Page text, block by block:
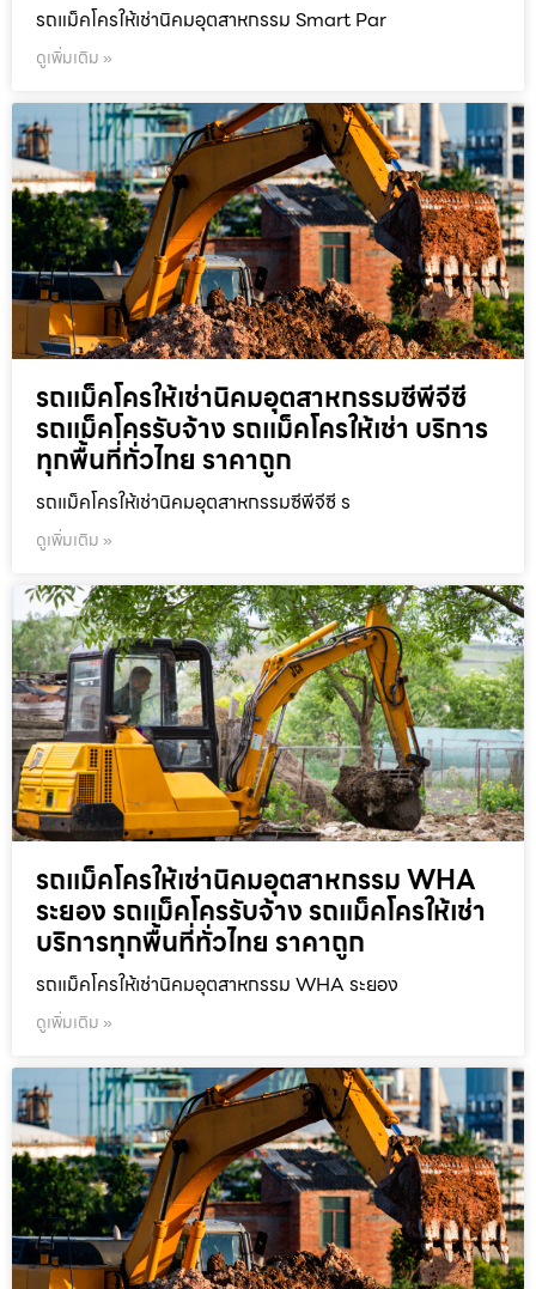
รถแม็คโครให้เช่านิคมอุตสาหกรรม Smart Par
ดูเพิ่มเติม »
รถแม็คโครให้เช่านิคมอุตสาหกรรมซีพีจีซี
รถแม็คโครรับจ้าง รถแม็คโครให้เช่า บริการ
ทุกพื้นที่ทั่วไทย ราคาถูก
รถแม็คโครให้เช่านิคมอุตสาหกรรมซีพีจีซี ร
ดูเพิ่มเติม »
รถแม็คโครให้เช่านิคมอุตสาหกรรม WHA
ระยอง รถแม็คโครรับจ้าง รถแม็คโครให้เช่า
บริการทุกพื้นที่ทั่วไทย ราคาถูก
รถแม็คโครให้เช่านิคมอุตสาหกรรม WHA ระยอง
ดูเพิ่มเติม »